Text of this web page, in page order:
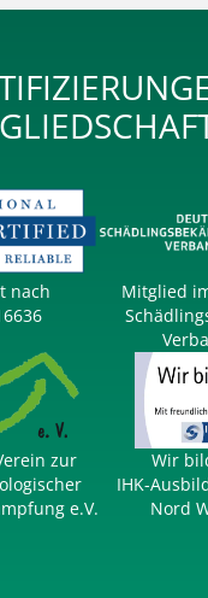
nach
Mitglied
zur
e.V.
Wir
IHK-
Nord